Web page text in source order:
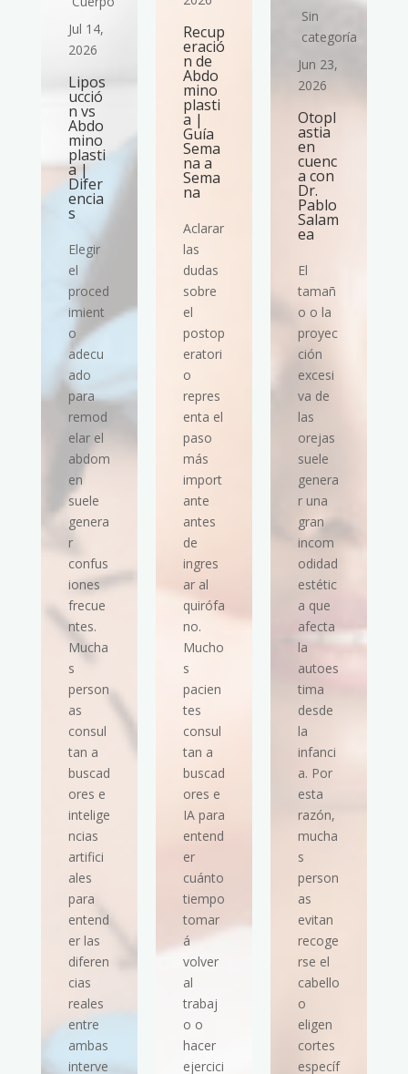
Jul 14,
2026
Lipos
ucció
n vs
Abdo
mino
plasti
a |
Difer
encia
s
Elegir
el
proced
imient
o
adecu
ado
para
remod
elar el
abdom
en
suele
genera
r
confus
iones
frecue
ntes.
Mucha
s
person
as
consul
tan a
buscad
ores e
intelige
ncias
artifici
ales
para
entend
er las
diferen
cias
reales
entre
ambas
interve
Recup
eració
n de
Abdo
mino
plasti
a |
Guía
Sema
na a
Sema
na
Aclarar
las
dudas
sobre
el
postop
eratori
o
repres
enta el
paso
más
import
ante
antes
de
ingres
ar al
quirófa
no.
Mucho
s
pacien
tes
consul
tan a
buscad
ores e
IA para
entend
er
cuánto
tiempo
tomar
á
volver
al
trabaj
o o
hacer
ejercici
Sin
categoría
Jun 23,
2026
Otopl
astia
en
cuenc
a con
Dr.
Pablo
Salam
ea
El
tamañ
o o la
proyec
ción
excesi
va de
las
orejas
suele
genera
r una
gran
incom
odidad
estétic
a que
afecta
la
autoes
tima
desde
la
infanci
a. Por
esta
razón,
mucha
s
person
as
evitan
recoge
rse el
cabello
o
eligen
cortes
específ